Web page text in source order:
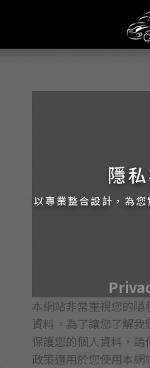
隱
本網站非常重視您的隱
資料。為了讓您了解
保護您的個人資料，
政策適用於您使用本網